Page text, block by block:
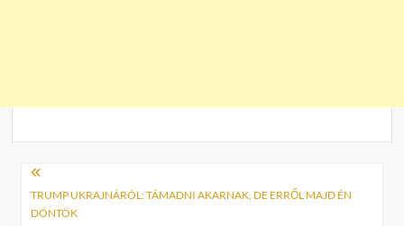
Bejegyzés
navigáció
TRUMP UKRAJNÁRÓL: TÁMADNI AKARNAK, DE ERRŐL MAJD ÉN
DÖNTÖK